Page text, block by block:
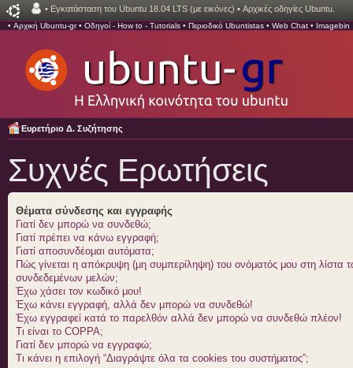
• Εγκατάσταση του Ubuntu 18.04 LTS (με εικόνες) • Αρχικές οδηγίες Ubuntu.
• Αρχική Ubuntu-gr• Οδηγοί - How to - Tutorials • Περιοδικό Ubuntistas • Web Chat • Imagebin
Ευρετήριο Δ. Συζήτησης
Συχνές Ερωτήσεις
Θέματα σύνδεσης και εγγραφής
Γιατί δεν μπορώ να συνδεθώ;
Γιατί πρέπει να κάνω εγγραφή;
Γιατί αποσυνδέομαι αυτόματα;
Πώς γίνεται η απόκρυψη (μη συμπερίληψη) του ονόματός μου στη λίστα
συνδεδεμένων μελών;
Έχω χάσει τον κωδικό μου!
Έχω κάνει εγγραφή, αλλά δεν μπορώ να συνδεθώ!
Έχω εγγραφεί κατά το παρελθόν αλλά δεν μπορώ να συνδεθώ πλέον!
Τι είναι το COPPA;
Γιατί δεν μπορώ να εγγραφώ;
Τι κάνει η επιλογή “Διαγράψτε όλα τα cookies του συστήματος”;